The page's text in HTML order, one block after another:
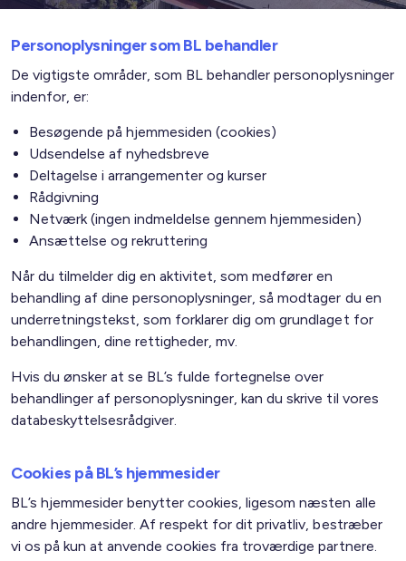
Personoplysninger som BL behandler
De vigtigste områder, som BL behandler personoplysninger
indenfor, er:
Besøgende på hjemmesiden (cookies)
Udsendelse af nyhedsbreve
Deltagelse i arrangementer og kurser
Rådgivning
Netværk (ingen indmeldelse gennem hjemmesiden)
Ansættelse og rekruttering
Når du tilmelder dig en aktivitet, som medfører en
behandling af dine personoplysninger, så modtager du en
underretningstekst, som forklarer dig om grundlaget for
behandlingen, dine rettigheder, mv.
Hvis du ønsker at se BL’s fulde fortegnelse over
behandlinger af personoplysninger, kan du skrive til vores
databeskyttelsesrådgiver.
Cookies på BL’s hjemmesider
BL’s hjemmesider benytter cookies, ligesom næsten alle
andre hjemmesider. Af respekt for dit privatliv, bestræber
vi os på kun at anvende cookies fra troværdige partnere.